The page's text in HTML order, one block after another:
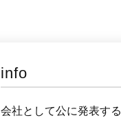
info
会社として公に発表す